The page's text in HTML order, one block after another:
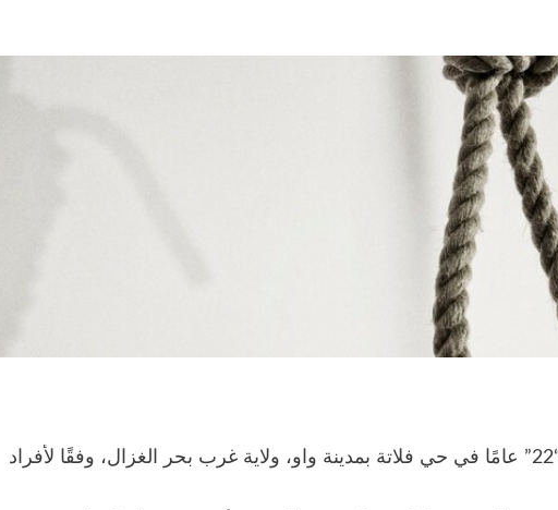
انتحر شاب يبلغ من العمر “22” عامًا في حي فلاتة بمدينة واو، ولاية غرب بحر الغزال، وفقًا لأفراد